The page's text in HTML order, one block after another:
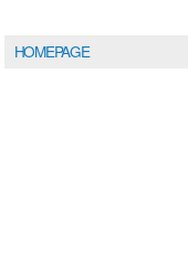
HOMEPAGE